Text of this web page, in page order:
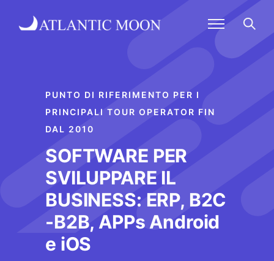
PUNTO DI RIFERIMENTO PER I
PRINCIPALI TOUR OPERATOR FIN
DAL 2010
SOFTWARE PER
SVILUPPARE IL
BUSINESS: ERP, B2C
-B2B, APPs Android
e iOS